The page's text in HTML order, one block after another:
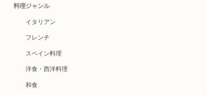
料理ジャンル
イタリアン
フレンチ
スペイン料理
洋食・西洋料理
和食